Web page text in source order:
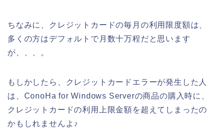
ちなみに、クレジットカードの毎月の利用限度額は、
多くの方はデフォルトで月数十万程だと思います
が、、、。
もしかしたら、クレジットカードエラーが発生した人
は、ConoHa for Windows Serverの商品の購入時に、
クレジットカードの利用上限金額を超えてしまったの
かもしれませんよ♪